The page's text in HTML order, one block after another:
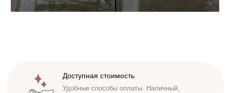
Доступная стоимость
Удобные способы оплаты. Наличный,